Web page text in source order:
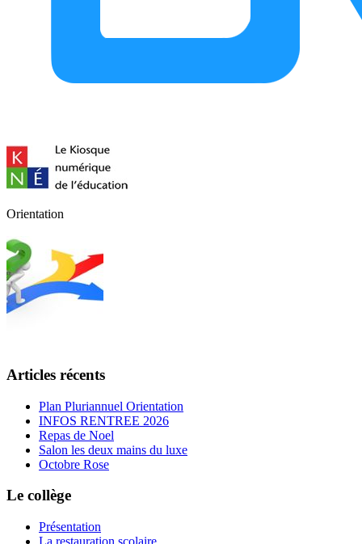
Orientation
Articles récents
Plan Pluriannuel Orientation
INFOS RENTREE 2026
Repas de Noel
Salon les deux mains du luxe
Octobre Rose
Le collège
Présentation